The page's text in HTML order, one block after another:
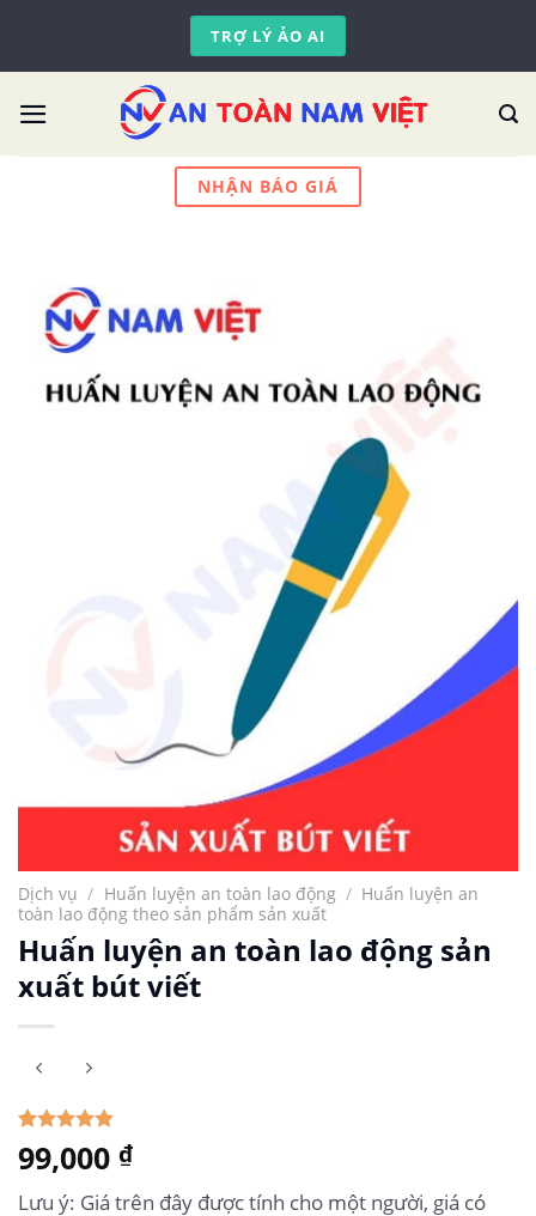
content
TRỢ LÝ ẢO AI
NHẬN BÁO GIÁ
Dịch vụ / Huấn luyện an toàn lao động / Huấn luyện an
toàn lao động theo sản phẩm sản xuất
Huấn luyện an toàn lao động sản
xuất bút viết
5.00 trên 5
dựa trên
1
99,000 ₫
Lưu ý: Giá trên đây được tính cho một người, giá có